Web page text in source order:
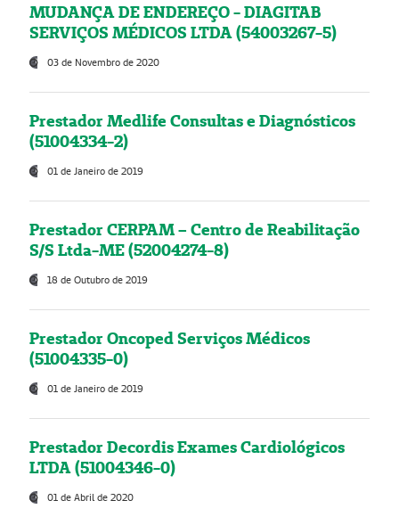
MUDANÇA DE ENDEREÇO - DIAGITAB
SERVIÇOS MÉDICOS LTDA (54003267-5)
03 de Novembro de 2020
Prestador Medlife Consultas e Diagnósticos
(51004334-2)
01 de Janeiro de 2019
Prestador CERPAM – Centro de Reabilitação
S/S Ltda-ME (52004274-8)
18 de Outubro de 2019
Prestador Oncoped Serviços Médicos
(51004335-0)
01 de Janeiro de 2019
Prestador Decordis Exames Cardiológicos
LTDA (51004346-0)
01 de Abril de 2020